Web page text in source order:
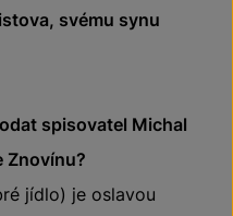
svému synu
spisovatel Michal
Znovínu?
jídlo) je oslavou